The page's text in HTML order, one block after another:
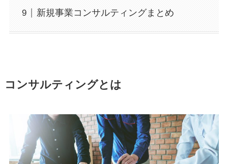
新規事業コンサルティングまとめ
コンサルティングとは